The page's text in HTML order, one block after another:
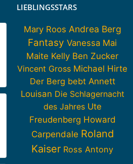
LIEBLINGSSTARS
Mary Roos Andrea Berg
Fantasy Vanessa Mai
Maite Kelly Ben Zucker
Vincent Gross Michael Hirte
Der Berg bebt Annett
Louisan Die Schlagernacht
des Jahres Ute
Freudenberg Howard
Carpendale Roland
Kaiser Ross Antony